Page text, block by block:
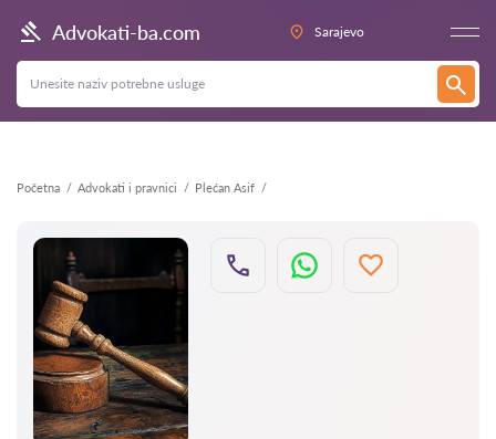
Advokati-ba.com Sarajevo
Početna Advokati i pravnici Plećan Asif
Nazad